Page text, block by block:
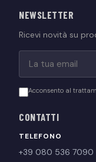
NEWSLETTER
Ricevi novità su
Acconsento al
CONTATTI
TELEFONO
+39 080 536 7090